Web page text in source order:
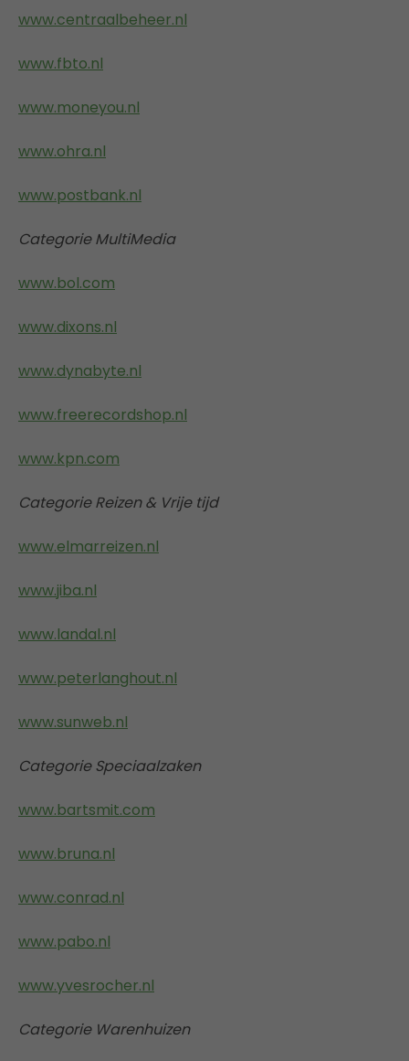
www.centraalbeheer.nl
www.fbto.nl
www.moneyou.nl
www.ohra.nl
www.postbank.nl
Categorie MultiMedia
www.bol.com
www.dixons.nl
www.dynabyte.nl
www.freerecordshop.nl
www.kpn.com
Categorie Reizen & Vrije tijd
www.elmarreizen.nl
www.jiba.nl
www.landal.nl
www.peterlanghout.nl
www.sunweb.nl
Categorie Speciaalzaken
www.bartsmit.com
www.bruna.nl
www.conrad.nl
www.pabo.nl
www.yvesrocher.nl
Categorie Warenhuizen